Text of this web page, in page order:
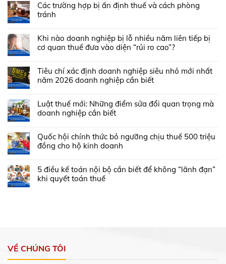
Các trường hợp bị ấn định thuế và cách phòng
tránh
Khi nào doanh nghiệp bị lỗ nhiều năm liên tiếp bị
cơ quan thuế đưa vào diện “rủi ro cao”?
Tiêu chí xác định doanh nghiệp siêu nhỏ mới nhất
năm 2026 doanh nghiệp cần biết
Luật thuế mới: Những điểm sửa đổi quan trọng mà
doanh nghiệp cần biết
Quốc hội chính thức bỏ ngưỡng chịu thuế 500 triệu
đồng cho hộ kinh doanh
5 điều kế toán nội bộ cần biết để không “lãnh đạn”
khi quyết toán thuế
VỀ CHÚNG TÔI